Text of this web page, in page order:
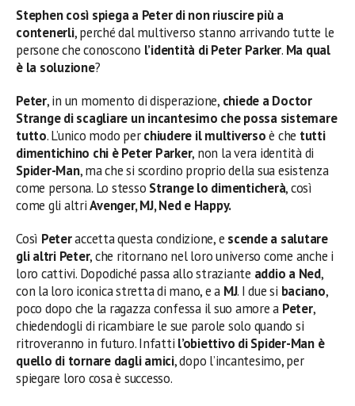
Stephen così spiega a Peter di non riuscire più a
contenerli, perché dal multiverso stanno arrivando tutte le
persone che conoscono l’identità di Peter Parker. Ma qual
è la soluzione?
Peter, in un momento di disperazione, chiede a Doctor
Strange di scagliare un incantesimo che possa sistemare
tutto. L’unico modo perchiudere il multiversoè che tutti
dimentichino chi è Peter Parker, non la vera identità di
Spider-Man, ma che si scordino proprio della sua esistenza
come persona. Lo stesso Strange lo dimenticherà, così
come gli altriAvenger, MJ, Ned e Happy.
Così Peteraccetta questa condizione, e scende a salutare
gli altri Peter, che ritornano nel loro universo come anche i
loro cattivi. Dopodiché passa allo straziante addio a Ned,
con la loro iconica stretta di mano, e a MJ. I due si baciano,
poco dopo che la ragazza confessa il suo amore a Peter,
chiedendogli di ricambiare le sue parole solo quando si
ritroveranno in futuro. Infatti l’obiettivo di Spider-Man è
quello di tornare dagli amici, dopo l’incantesimo, per
spiegare loro cosa è successo.